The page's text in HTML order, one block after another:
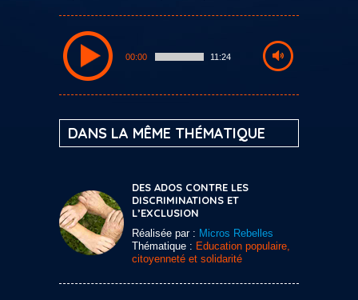
00:00 11:24
DANS LA MÊME THÉMATIQUE
DES ADOS CONTRE LES
DISCRIMINATIONS ET
L’EXCLUSION
Réalisée par : Micros Rebelles
Thématique : Education populaire,
citoyenneté et solidarité